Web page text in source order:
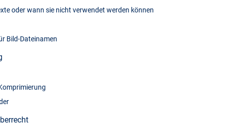
oder wann sie nicht verwendet werden können
Bild-Dateinamen